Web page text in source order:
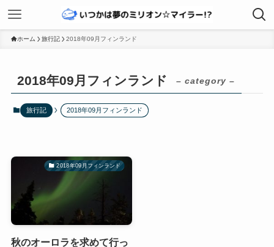
ホーム 旅行記 2018年09月フィンランド
2018年09月フィンランド – category –
旅行記 2018年09月フィンランド
2018年09月フィンランド
秋のオーロラを求めて行っ